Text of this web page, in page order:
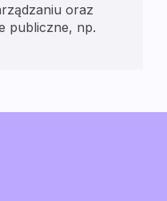
oraz
publiczne, np.